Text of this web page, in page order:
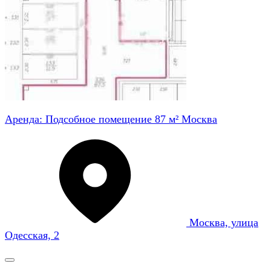
Аренда: Подсобное помещение 87 м² Москва
Москва, улица
Одесская, 2